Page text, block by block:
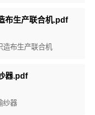
布生产联合机.pdf
布生产联合机
器.pdf
纱器